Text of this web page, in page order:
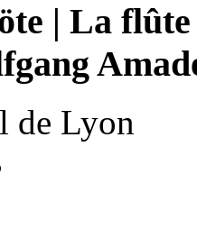
| La flûte
de Lyon